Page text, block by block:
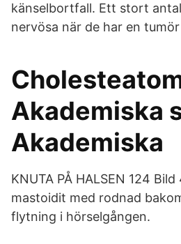
känselbortfall. Ett stort
nervösa när de har en
Akademiska
Akademiska
KNUTA PÅ HALSEN 124
mastoidit med rodnad
flytning i hörselgången.